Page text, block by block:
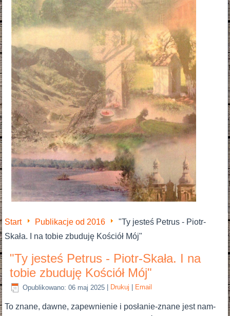
Start Publikacje od 2016
"Ty jesteś Petrus - Piotr-
Skała. I na tobie zbuduję Kościół Mój"
"Ty jesteś Petrus - Piotr-Skała. I na
tobie zbuduję Kościół Mój"
Opublikowano: 06 maj 2025 Drukuj Email
To znane, dawne, zapewnienie i posłanie-znane jest nam-